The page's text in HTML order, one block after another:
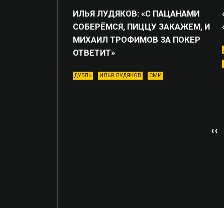
ИЛЬЯ ЛУДЯКОВ: «С ПАЦАНАМИ
СОБЕРЁМСЯ, ПИЦЦУ ЗАКАЖЕМ, И
МИХАИЛ ТРОФИМОВ ЗА ПОКЕР
ОТВЕТИТ»
ДУБЛЬ ИЛЬЯ ЛУДЯКОВ СМИ
‹‹